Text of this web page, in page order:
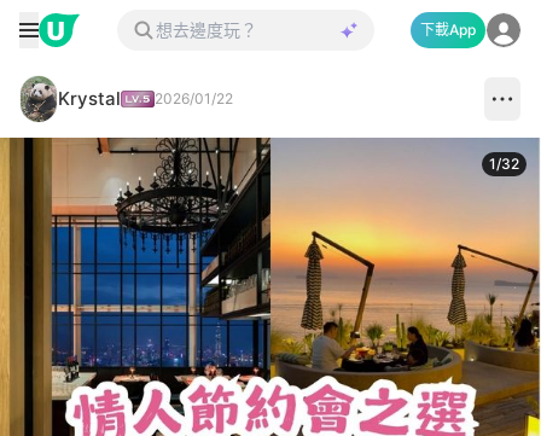
下載App
Krystal 2026/01/22
1/32